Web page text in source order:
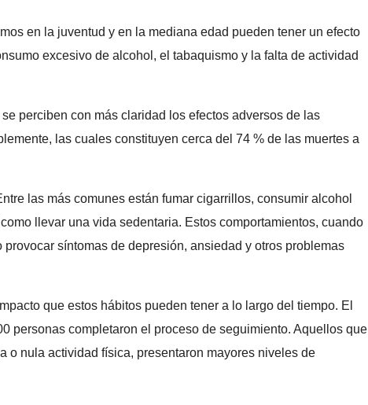
en la juventud y en la mediana edad pueden tener un efecto
excesivo de alcohol, el tabaquismo y la falta de actividad
perciben con más claridad los efectos adversos de las
las cuales constituyen cerca del 74 % de las muertes a
las más comunes están fumar cigarrillos, consumir alcohol
llevar una vida sedentaria. Estos comportamientos, cuando
síntomas de depresión, ansiedad y otros problemas
que estos hábitos pueden tener a lo largo del tiempo. El
personas completaron el proceso de seguimiento. Aquellos que
o nula actividad física, presentaron mayores niveles de